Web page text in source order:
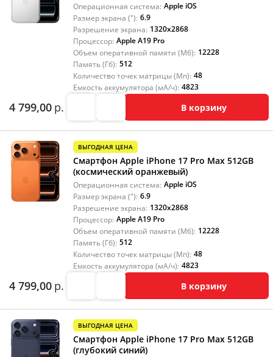
Операционная система: Apple iOS
Размер экрана ("): 6.9
Разрешение экрана: 1320x2868
Процессор: Apple A19 Pro
Объем оперативной памяти (Мб): 12228
Память (Гб): 512
Количество точек матрицы (Мп): 48
Емкость аккумулятора (мА/ч): 4823
4 799,00 р. В корзину
ВЫГОДНАЯ ЦЕНА
Смартфон Apple iPhone 17 Pro Max 512GB
(космический оранжевый)
Операционная система: Apple iOS
Размер экрана ("): 6.9
Разрешение экрана: 1320x2868
Процессор: Apple A19 Pro
Объем оперативной памяти (Мб): 12228
Память (Гб): 512
Количество точек матрицы (Мп): 48
Емкость аккумулятора (мА/ч): 4823
4 799,00 р. В корзину
ВЫГОДНАЯ ЦЕНА
Смартфон Apple iPhone 17 Pro Max 512GB
(глубокий синий)